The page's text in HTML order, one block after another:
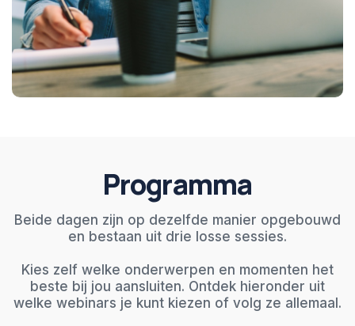
Programma
Beide dagen zijn op dezelfde manier opgebouwd
en bestaan uit drie losse sessies.
Kies zelf welke onderwerpen en momenten het
beste bij jou aansluiten. Ontdek hieronder uit
welke webinars je kunt kiezen of volg ze allemaal.